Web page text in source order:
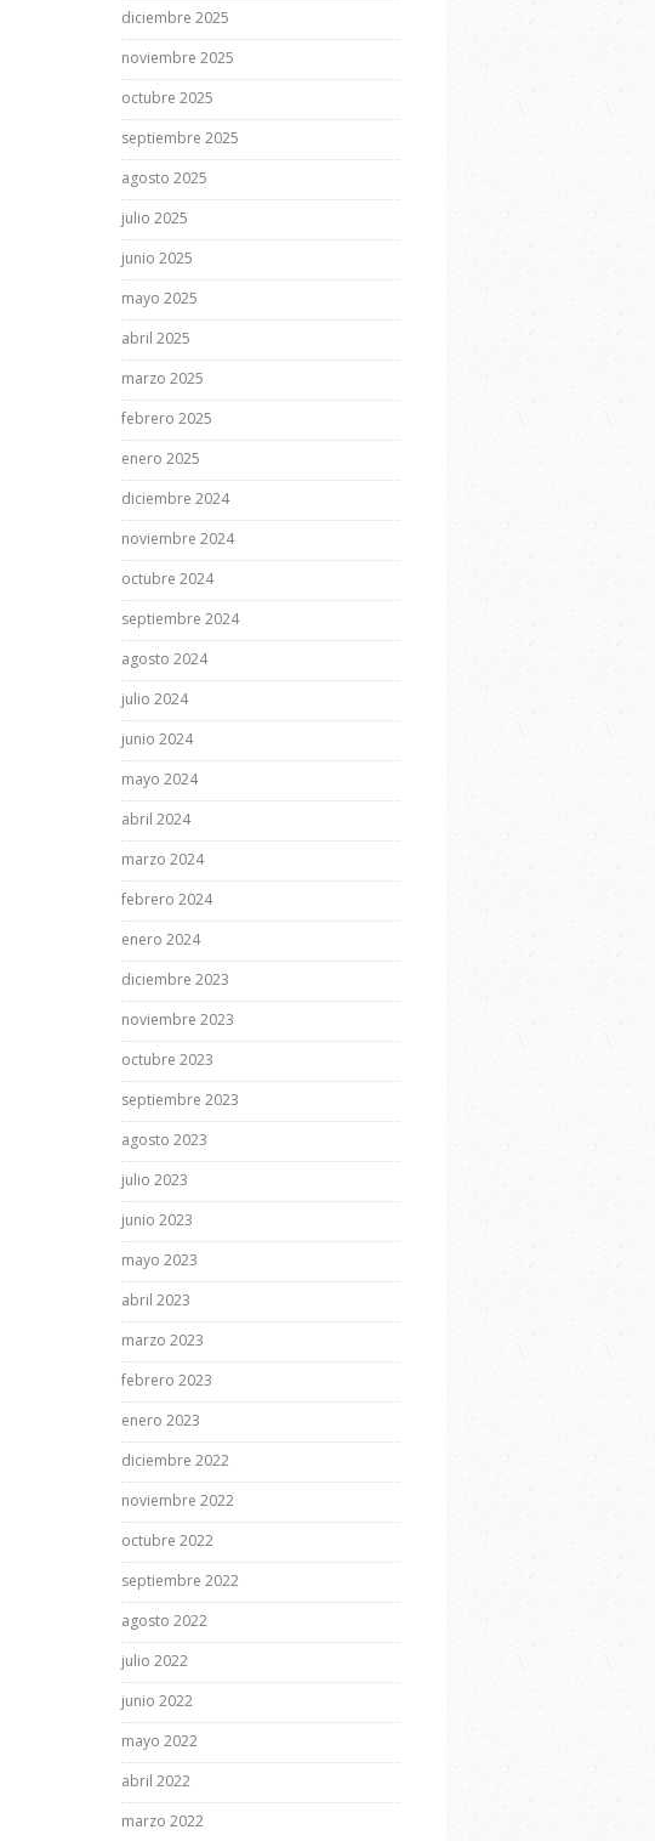
diciembre 2025
noviembre 2025
octubre 2025
septiembre 2025
agosto 2025
julio 2025
junio 2025
mayo 2025
abril 2025
marzo 2025
febrero 2025
enero 2025
diciembre 2024
noviembre 2024
octubre 2024
septiembre 2024
agosto 2024
julio 2024
junio 2024
mayo 2024
abril 2024
marzo 2024
febrero 2024
enero 2024
diciembre 2023
noviembre 2023
octubre 2023
septiembre 2023
agosto 2023
julio 2023
junio 2023
mayo 2023
abril 2023
marzo 2023
febrero 2023
enero 2023
diciembre 2022
noviembre 2022
octubre 2022
septiembre 2022
agosto 2022
julio 2022
junio 2022
mayo 2022
abril 2022
marzo 2022